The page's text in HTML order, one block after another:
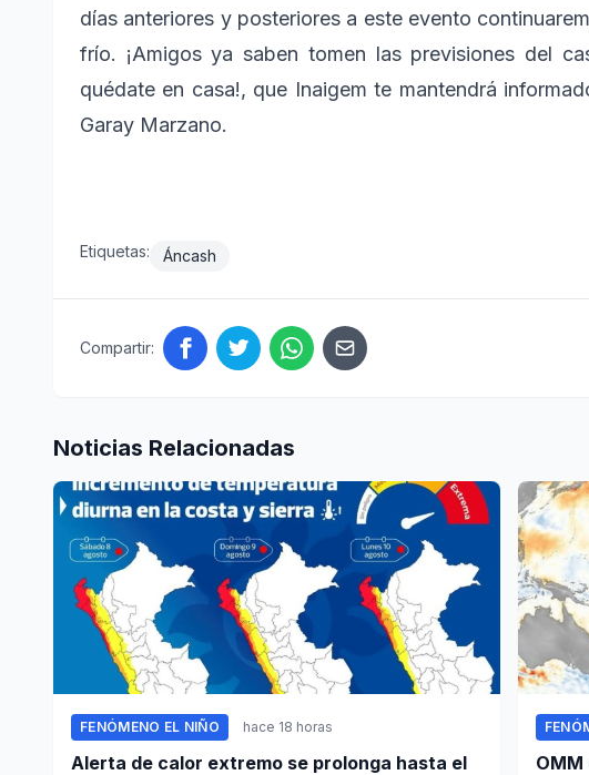
días anteriores y posteriores a este evento
frío. ¡Amigos ya saben tomen las previsiones del
quédate en casa!, que Inaigem te mantendrá
Garay Marzano.
Etiquetas: Áncash
Compartir:
Noticias Relacionadas
FENÓMENO EL NIÑO hace 18 horas
Alerta de calor extremo se prolonga hasta el
OMM